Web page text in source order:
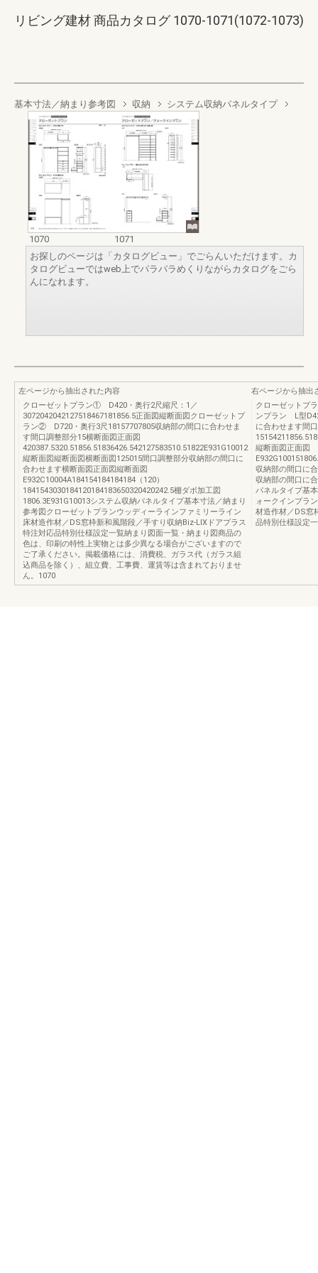
リビング建材 商品カタログ 1070-1071(1072-1073)
基本寸法／納まり参考図 収納 システム収納パネルタイプ
1070
1071
お探しのページは「カタログビュー」でごらんいただけます。カ
タログビューではweb上でパラパラめくりながらカタログをごら
んになれます。
左ページから抽出された内容
クローゼットプラン① D420・奥行2尺縮尺：1／
3072042042127518467181856.5正面図縦断面図クローゼットプ
ラン② D720・奥行3尺18157707805収納部の間口に合わせま
す間口調整部分15横断面図正面図
420387.5320.51856.51836426.542127583510.51822E931G10012
縦断面図縦断面図横断面図125015間口調整部分収納部の間口に
合わせます横断面図正面図縦断面図
E932C10004A184154184184184（120）
1841543030184120184183650320420242.5棚ダボ加工図
1806.3E931G10013システム収納パネルタイプ基本寸法／納まり
参考図クローゼットプランウッディーラインファミリーライン
床材造作材／DS窓枠新和風階段／手すり収納Biz-LIXドアプラス
特注対応品特別仕様設定一覧納まり図面一覧・納まり図商品の
色は、印刷の特性上実物とは多少異なる場合がございますので
ご了承ください。掲載価格には、消費税、ガラス代（ガラス組
込商品を除く）、組立費、工事費、運賃等は含まれておりませ
ん。1070
右ページから抽出
クローゼットプ
ンプラン L型
に合わせます間
縦断面図正面図
収納部の間口に
収納部の間口に
パネルタイプ基
ォークインプラ
材造作材／DS窓
品特別仕様設定